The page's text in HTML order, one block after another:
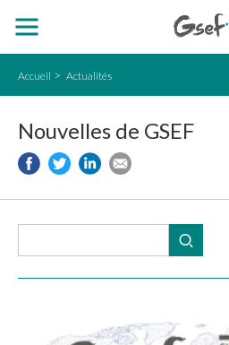
Accueil Actualités
Nouvelles de GSEF